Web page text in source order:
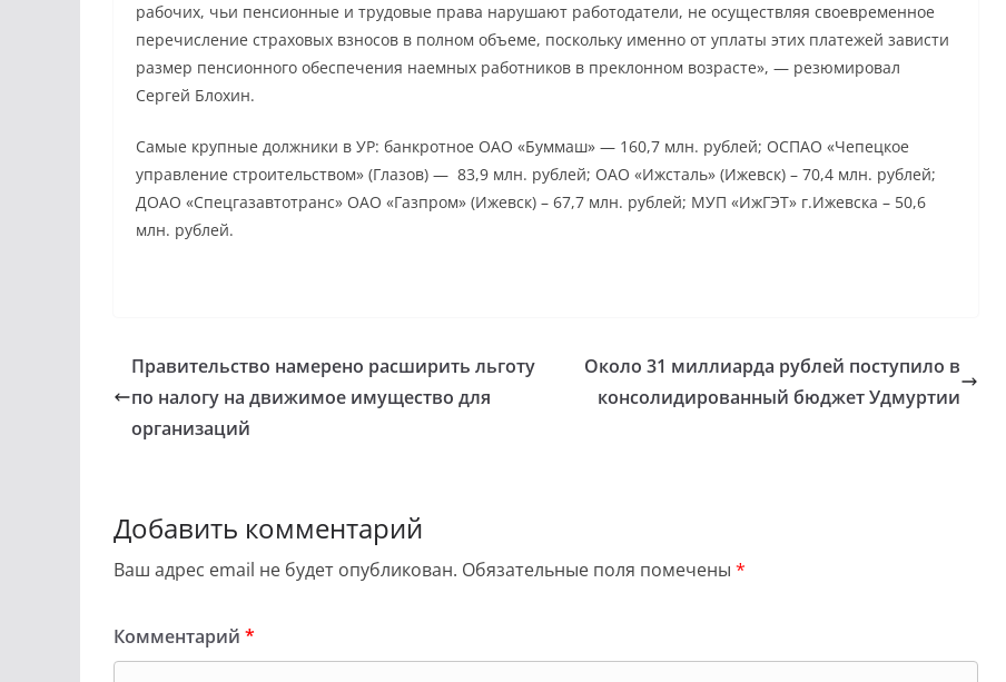
рабочих, чьи пенсионные и трудовые права нарушают работодатели, не осуществляя своевременное
перечисление страховых взносов в полном объеме, поскольку именно от уплаты этих платежей зависти
размер пенсионного обеспечения наемных работников в преклонном возрасте», — резюмировал
Сергей Блохин.
Самые крупные должники в УР: банкротное ОАО «Буммаш» — 160,7 млн. рублей; ОСПАО «Чепецкое
управление строительством» (Глазов) — 83,9 млн. рублей; ОАО «Ижсталь» (Ижевск) – 70,4 млн. рублей;
ДОАО «Спецгазавтотранс» ОАО «Газпром» (Ижевск) – 67,7 млн. рублей; МУП «ИжГЭТ» г.Ижевска – 50,6
млн. рублей.
Правительство намерено расширить льготу
по налогу на движимое имущество для
организаций
Около 31 миллиарда рублей поступило в
консолидированный бюджет Удмуртии
Добавить комментарий
Ваш адрес email не будет опубликован. Обязательные поля помечены *
Комментарий *